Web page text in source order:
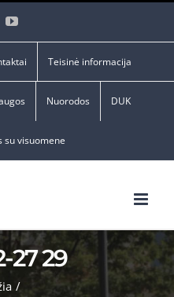
YouTube
Teisinė informacija
Nuorodos DUK
su visuomene
27 29
/